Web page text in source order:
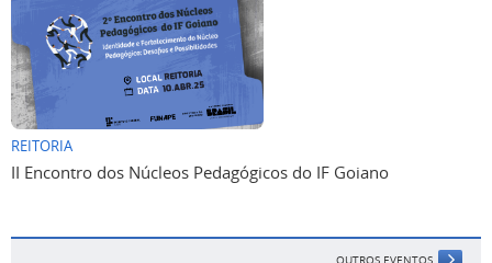
REITORIA
II Encontro dos Núcleos Pedagógicos do IF Goiano